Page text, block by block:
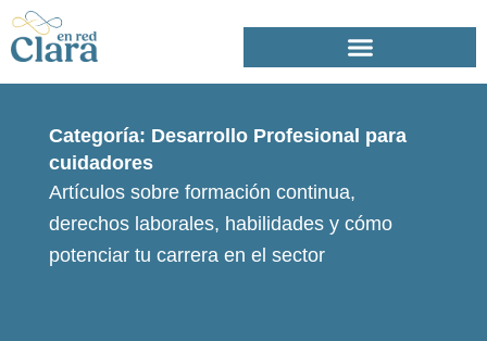
al
Categoría: Desarrollo Profesional para
cuidadores
Artículos sobre formación continua,
derechos laborales, habilidades y cómo
potenciar tu carrera en el sector